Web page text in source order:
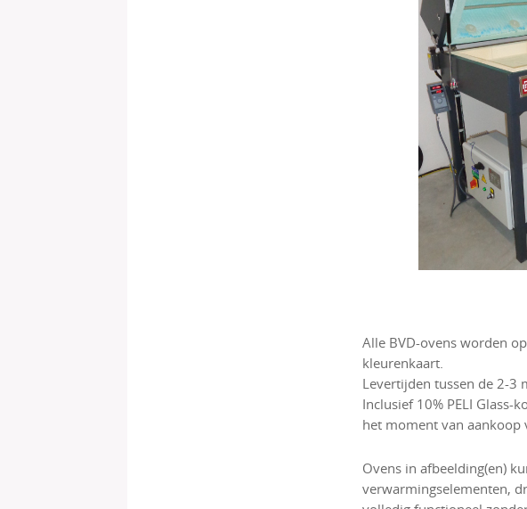
Alle BVD-ovens worden
kleurenkaart.
Levertijden tussen de 2-3
Inclusief 10% PELI
het moment van aankoop
Ovens in afbeelding(en)
verwarmingselementen,